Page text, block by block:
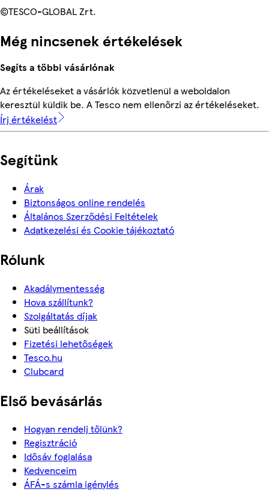
©TESCO-GLOBAL Zrt.
Még nincsenek értékelések
Segíts a többi vásárlónak
Az értékeléseket a vásárlók közvetlenül a weboldalon
keresztül küldik be. A Tesco nem ellenőrzi az értékeléseket.
Írj értékelést
Segítünk
Árak
Biztonságos online rendelés
Általános Szerződési Feltételek
Adatkezelési és Cookie tájékoztató
Rólunk
Akadálymentesség
Hova szállítunk?
Szolgáltatás díjak
Süti beállítások
Fizetési lehetőségek
Tesco.hu
Clubcard
Első bevásárlás
Hogyan rendelj tőlünk?
Regisztráció
Idősáv foglalása
Kedvenceim
ÁFÁ-s számla igénylés